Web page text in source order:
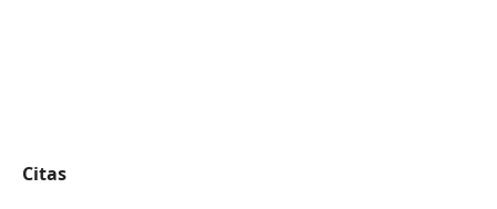
Citas